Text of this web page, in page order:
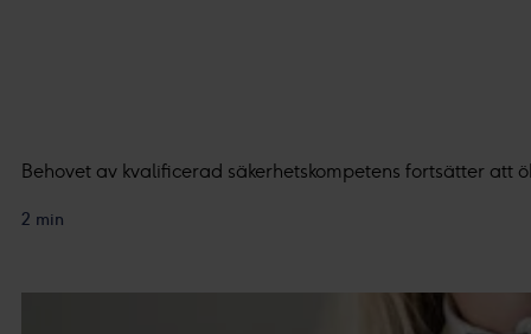
Behovet av kvalificerad säkerhetskompetens fortsätter att
2 min